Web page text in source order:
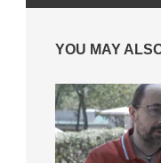
YOU MAY